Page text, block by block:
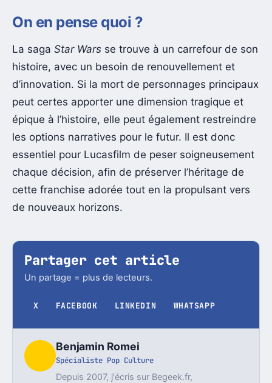
On en pense quoi ?
La saga Star Wars se trouve à un carrefour de son
histoire, avec un besoin de renouvellement et
d’innovation. Si la mort de personnages principaux
peut certes apporter une dimension tragique et
épique à l’histoire, elle peut également restreindre
les options narratives pour le futur. Il est donc
essentiel pour Lucasfilm de peser soigneusement
chaque décision, afin de préserver l’héritage de
cette franchise adorée tout en la propulsant vers
de nouveaux horizons.
Partager cet article
Un partage = plus de lecteurs.
X FACEBOOK LINKEDIN WHATSAPP
Benjamin Romei
Spécialiste Pop Culture
Depuis 2007, j'écris sur Begeek.fr,